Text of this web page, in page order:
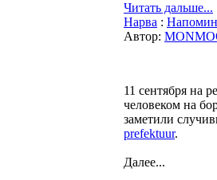
Читать дальше...
Нарва :
Автор:
11 сентября на
человеком на
заметили
prefektuur.
Далее...